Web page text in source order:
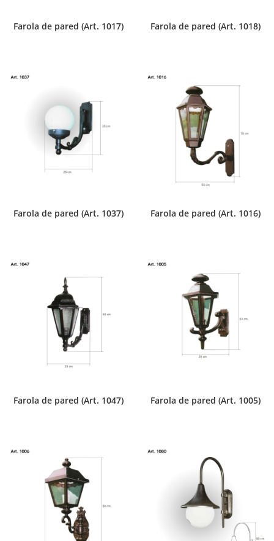
Farola de pared (Art. 1017) Farola de pared (Art. 1018)
Farola de pared (Art. 1037) Farola de pared (Art. 1016)
Farola de pared (Art. 1047) Farola de pared (Art. 1005)